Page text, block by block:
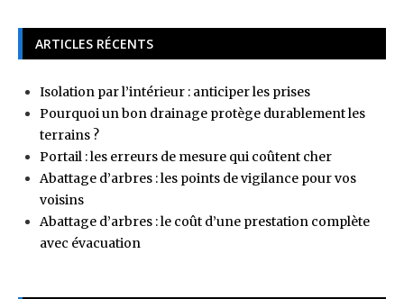
ARTICLES RÉCENTS
Isolation par l’intérieur : anticiper les prises
Pourquoi un bon drainage protège durablement les
terrains ?
Portail : les erreurs de mesure qui coûtent cher
Abattage d’arbres : les points de vigilance pour vos
voisins
Abattage d’arbres : le coût d’une prestation complète
avec évacuation